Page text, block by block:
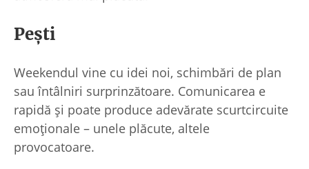
Pești
Weekendul vine cu idei noi, schimbări de plan
sau întâlniri surprinzătoare. Comunicarea e
rapidă și poate produce adevărate scurtcircuite
emoționale – unele plăcute, altele
provocatoare.